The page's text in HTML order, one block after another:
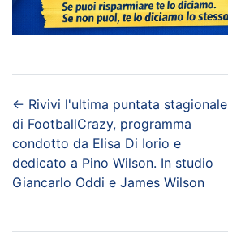
← Rivivi l'ultima puntata stagionale
di FootballCrazy, programma
condotto da Elisa Di Iorio e
dedicato a Pino Wilson. In studio
Giancarlo Oddi e James Wilson